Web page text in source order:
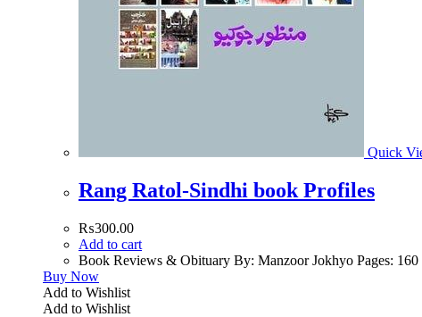
Quick
Rang Ratol-Sindhi book Profiles
₨300.00
Add to cart
Book Reviews & Obituary By: Manzoor Jokhyo Pages: 160
Buy Now
Add to Wishlist
Add to Wishlist